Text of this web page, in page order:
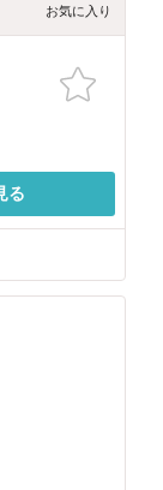
お気に入り
る